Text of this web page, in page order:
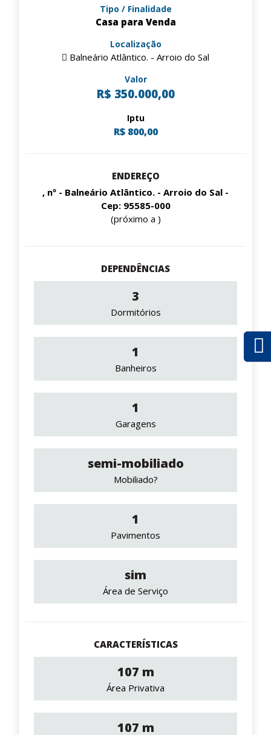
Tipo / Finalidade
Casa para Venda
Localização
Balneário Atlântico. - Arroio do Sal
Valor
R$ 350.000,00
Iptu
R$ 800,00
ENDEREÇO
, nº - Balneário Atlântico. - Arroio do Sal -
Cep: 95585-000
(próximo a )
DEPENDÊNCIAS
3
Dormitórios
1
Banheiros
1
Garagens
semi-mobiliado
Mobiliado?
1
Pavimentos
sim
Área de Serviço
CARACTERÍSTICAS
107 m
Área Privativa
107 m